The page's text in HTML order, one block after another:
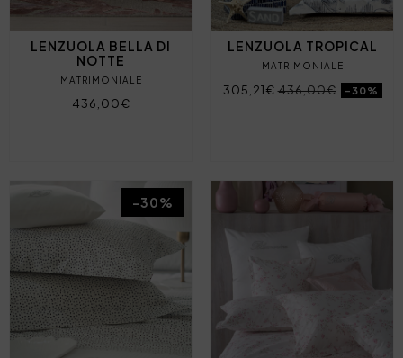
LENZUOLA BELLA DI
NOTTE
MATRIMONIALE
436,00€
LENZUOLA TROPICAL
MATRIMONIALE
305,21€436,00€ -30%
-30%